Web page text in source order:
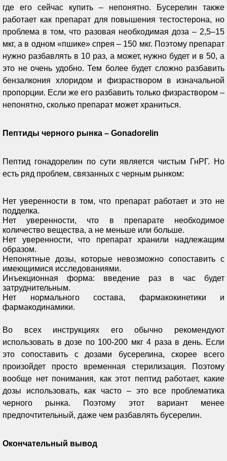
где его сейчас купить – непонятно. Бусерелин также
работает как препарат для повышения тестостерона, но
проблема в том, что разовая необходимая доза – 2,5–15
мкг, а в одном «пшике» спрея – 150 мкг. Поэтому препарат
нужно разбавлять в 10 раз, а может, нужно будет и в 50, а
это не очень удобно. Тем более будет сложно разбавить
бензалкония хлоридом и физраствором в изначальной
пропорции. Если же его разбавить только физраствором –
непонятно, сколько препарат может храниться.
Пептиды черного рынка – Gonadorelin
Пептид гонадорелин по сути является чистым ГнРГ. Но
есть ряд проблем, связанных с черным рынком:
Нет уверенности в том, что препарат работает и это не
подделка.
Нет уверенности, что в препарате необходимое
количество вещества, а не меньше или больше.
Нет уверенности, что препарат хранили надлежащим
образом.
Непонятные дозы, которые невозможно сопоставить с
имеющимися исследованиями.
Инъекционная форма: введение раз в час будет
затруднительным.
Нет нормального состава, фармакокинетики и
фармакодинамики.
Во всех инструкциях его обычно рекомендуют
использовать в дозе по 100-200 мкг 4 раза в день. Если
это сопоставить с дозами бусерелина, скорее всего
произойдет просто временная стерилизация. Поэтому
вообще нет понимания, как этот пептид работает, какие
дозы использовать, как часто – это все проблематика
черного рынка. Поэтому этот вариант менее
предпочтительный, даже чем разбавлять бусерелин.
Окончательный вывод